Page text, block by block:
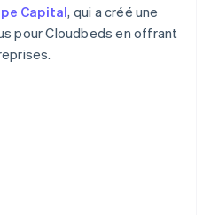
Capital, qui a créé une
pour Cloudbeds en offrant